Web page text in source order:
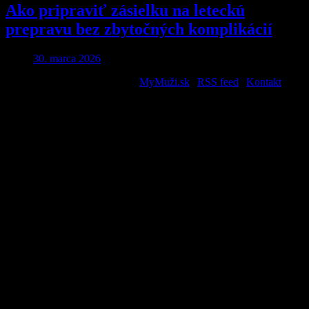
Ako pripraviť zásielku na leteckú
prepravu bez zbytočných komplikácií
30. marca 2026
MyMuži.sk RSS feed Kontakt